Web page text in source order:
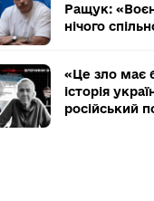
Ращук:
нічого
«Це зло має
історія
російський